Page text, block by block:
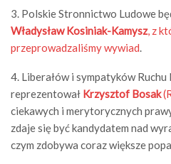
3. Polskie Stronnictwo Ludowe
Władysław Kosiniak-Kamysz, z
przeprowadzaliśmy wywiad.
4. Liberałów i sympatyków
reprezentował Krzysztof Bosak
ciekawych i merytorycznych
zdaje się być kandydatem nad
czym zdobywa coraz większe